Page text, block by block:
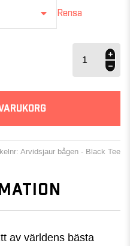
Rensa
bågen -
Black Tee
Arvidsjaur bågen - Black Tee
av världens bästa